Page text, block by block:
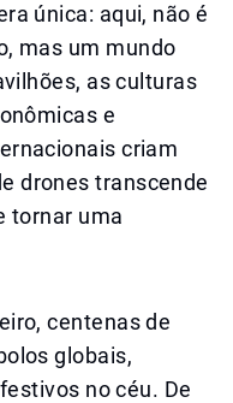
única: aqui, não é
mas um mundo
as culturas
e
criam
drones transcende
tornar uma
centenas de
globais,
no céu. De